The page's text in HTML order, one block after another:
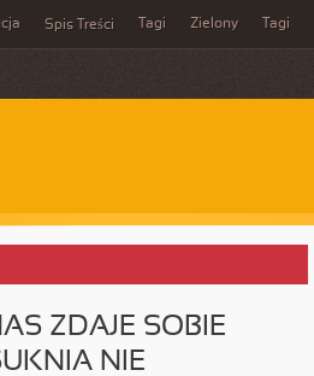
Spis Treści Tagi Zielony Tagi
ZDAJE SOBIE
NIE